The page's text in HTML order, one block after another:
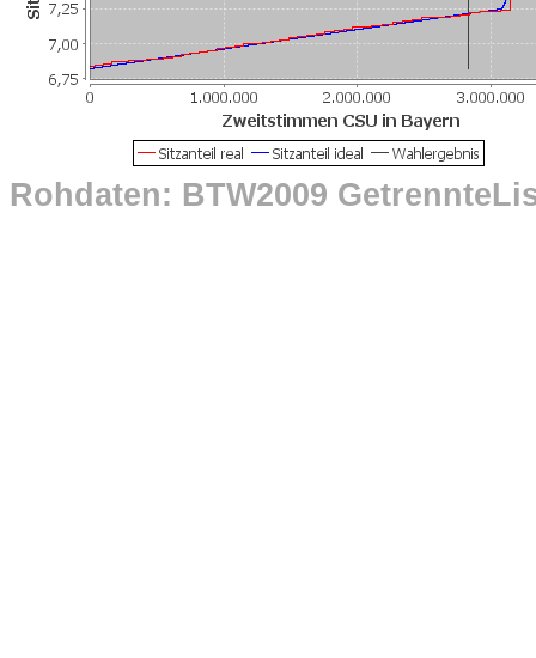
Rohdaten: BTW2009